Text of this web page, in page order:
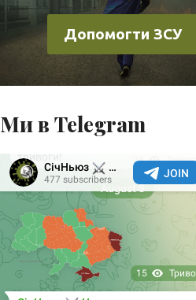
Допомогти ЗСУ
Ми в Telegram